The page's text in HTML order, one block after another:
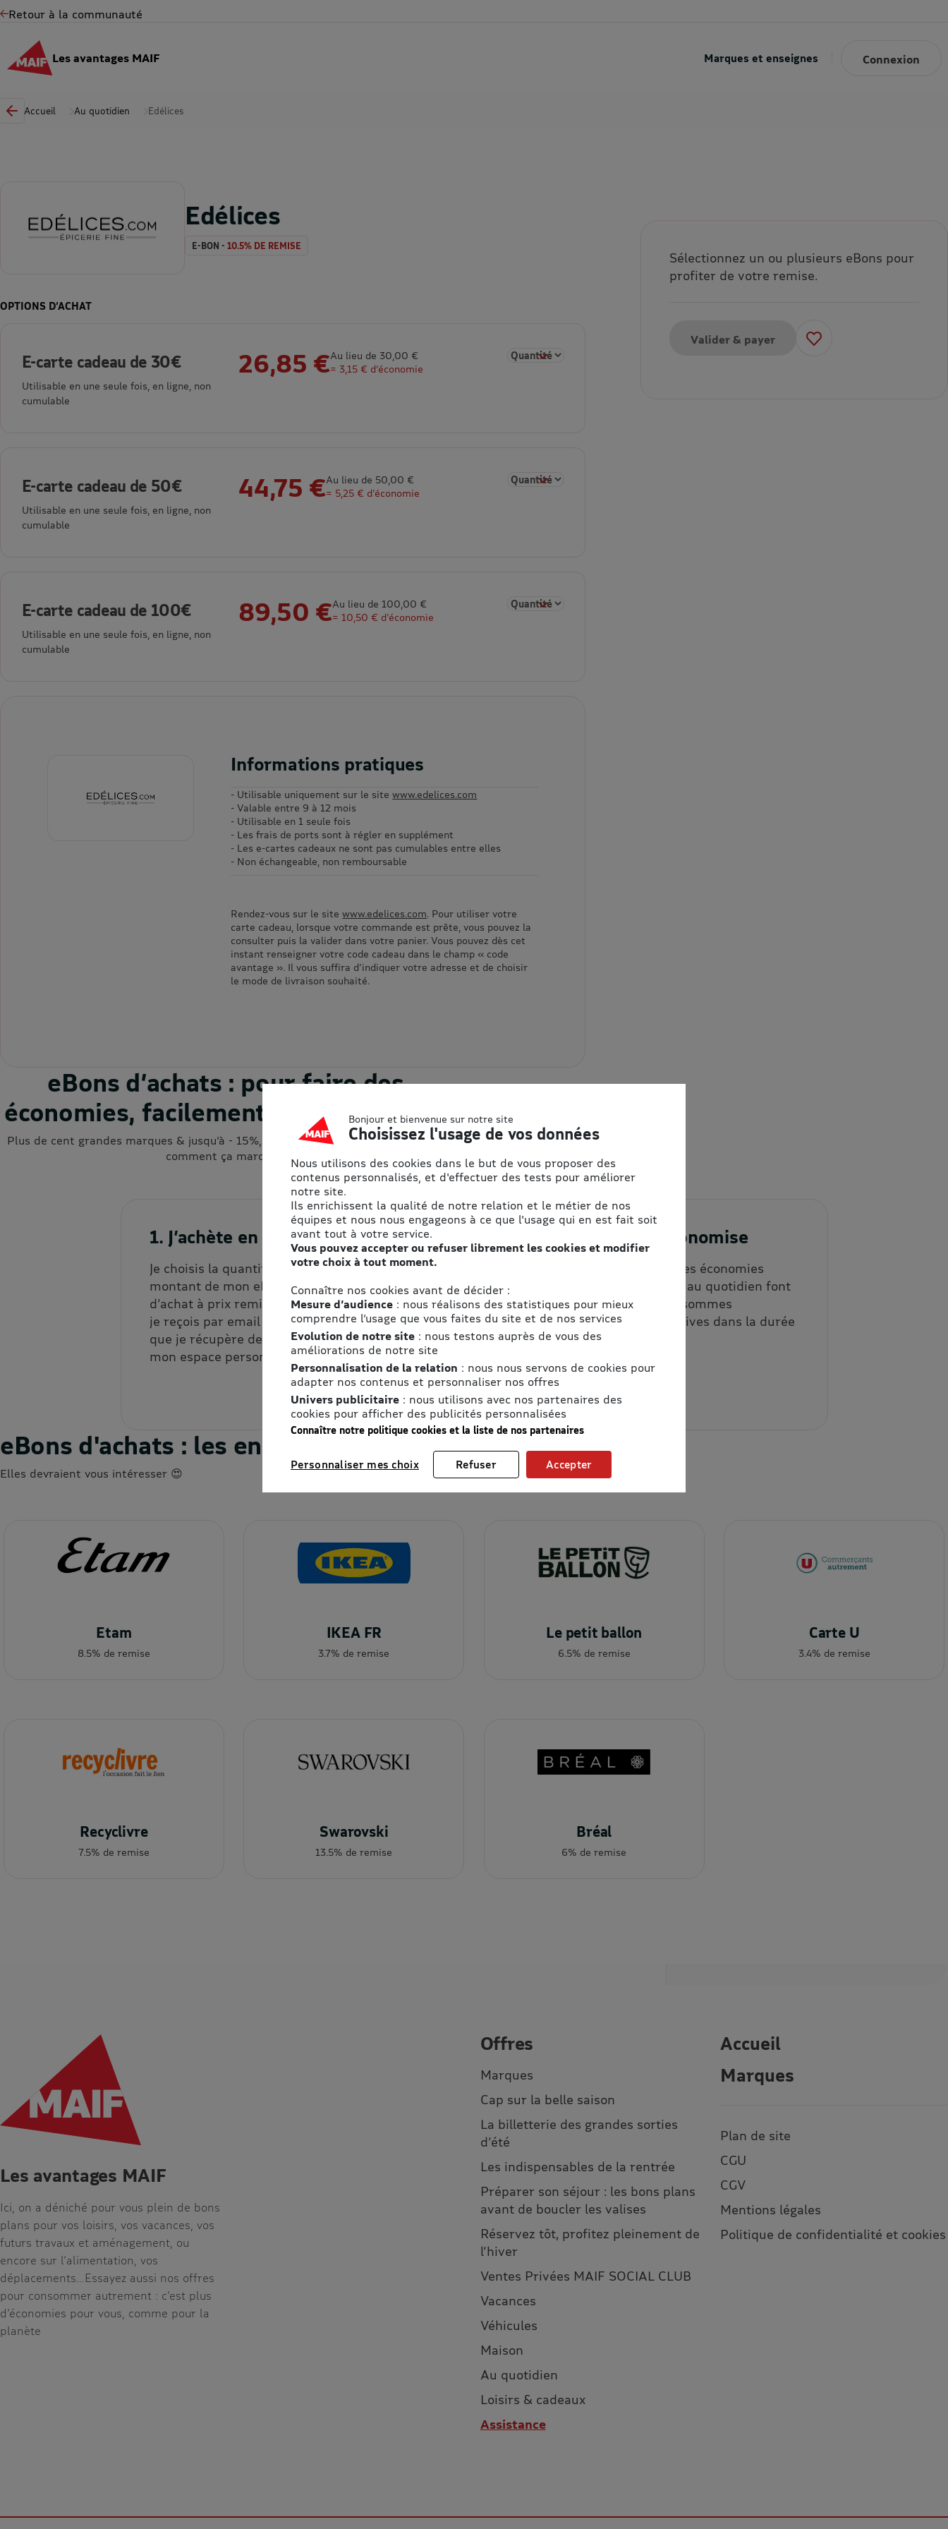
Retour à la communauté
Les avantages MAIF Marques et enseignes Connexion
Accueil Au quotidien Edélices
Edélices
E-BON - 10.5% DE REMISE
OPTIONS D’ACHAT
E-carte cadeau de 30€
Utilisable en une seule fois, en ligne, non
cumulable
26,85 €Au lieu de 30,00 €
= 3,15 € d’économie
Sélectionner la quantité pour E-carte cadeau de 30€
E-carte cadeau de 50€
Utilisable en une seule fois, en ligne, non
cumulable
44,75 €Au lieu de 50,00 €
= 5,25 € d’économie
Sélectionner la quantité pour E-carte cadeau de 50€
E-carte cadeau de 100€
Utilisable en une seule fois, en ligne, non
cumulable
89,50 €Au lieu de 100,00 €
= 10,50 € d’économie
Sélectionner la quantité pour E-carte cadeau de 100€
Informations pratiques
- Utilisable uniquement sur le sitewww.edelices.com
- Valable entre 9 à 12 mois
- Utilisable en 1 seule fois
- Les frais de ports sont à régler en supplément
- Les e-cartes cadeaux ne sont pas cumulables entre elles
- Non échangeable, non remboursable
Rendez-vous sur le sitewww.edelices.com. Pour utiliser votre
carte cadeau, lorsque votre commande est prête, vous pouvez la
consulter puis la valider dans votre panier. Vous pouvez dès cet
instant renseigner votre code cadeau dans le champ « code
avantage ». Il vous suffira d'indiquer votre adresse et de choisir
le mode de livraison souhaité.
Sélectionnez un ou plusieurs eBons pour
profiter de votre remise.
Valider & payer
eBons d’achats : pour faire des
économies, facilement et au quotidien
Plus de cent grandes marques & jusqu’à - 15%, cumulables avec les promotions :
comment ça marche ?
1. J’achète en ligne
Je choisis la quantité et le
montant de mon eBon
d’achat à prix remisé, que
je reçois par email et/ou
que je récupère depuis
mon espace personnel.
2. J’utilise mon
eBon
En ligne ou en magasin
(vérifier les conditions
d'uitlisation propre à
chaque eBon), j’utilise mon
bon d’achat en saisissant
un code ou présentant un
code à un vendeur.
3. J'économise
Les petites économies
répétées au quotidien font
vite des sommes
significatives dans la durée
eBons d'achats : les enseignes du moment
Elles devraient vous intéresser 😍
Etam
8.5% de remise
IKEA FR
3.7% de remise
Le petit ballon
6.5% de remise
Carte U
3.4% de remise
Recyclivre
7.5% de remise
Swarovski
13.5% de remise
Bréal
6% de remise
Les avantages MAIF
Ici, on a déniché pour vous plein de bons
plans pour vos loisirs, vos vacances, vos
futurs travaux et aménagement, ou
encore sur l’alimentation, vos
déplacements…Essayez aussi nos offres
pour consommer autrement : c’est plus
d’économies pour vous, comme pour la
planète
Offres
Marques
Cap sur la belle saison
La billetterie des grandes sorties
d’été
Les indispensables de la rentrée
Préparer son séjour : les bons plans
avant de boucler les valises
Réservez tôt, profitez pleinement de
l’hiver
Ventes Privées MAIF SOCIAL CLUB
Vacances
Véhicules
Maison
Au quotidien
Loisirs & cadeaux
Assistance
Accueil
Marques
Plan de site
CGU
CGV
Mentions légales
Politique de confidentialité et cookies
Bonjour et bienvenue sur notre site
Choisissez l'usage de vos données
Nous utilisons des cookies dans le but de vous proposer des
contenus personnalisés, et d'effectuer des tests pour améliorer
notre site.
Ils enrichissent la qualité de notre relation et le métier de nos
équipes et nous nous engageons à ce que l'usage qui en est fait soit
avant tout à votre service.
Vous pouvez accepter ou refuser librement les cookies et modifier
votre choix à tout moment.
Connaître nos cookies avant de décider :
Mesure d’audience : nous réalisons des statistiques pour mieux
comprendre l’usage que vous faites du site et de nos services
Evolution de notre site : nous testons auprès de vous des
améliorations de notre site
Personnalisation de la relation : nous nous servons de cookies pour
adapter nos contenus et personnaliser nos offres
Univers publicitaire : nous utilisons avec nos partenaires des
cookies pour afficher des publicités personnalisées
Connaître notre politique cookies et la liste de nos partenaires
Personnaliser mes choix Refuser Accepter